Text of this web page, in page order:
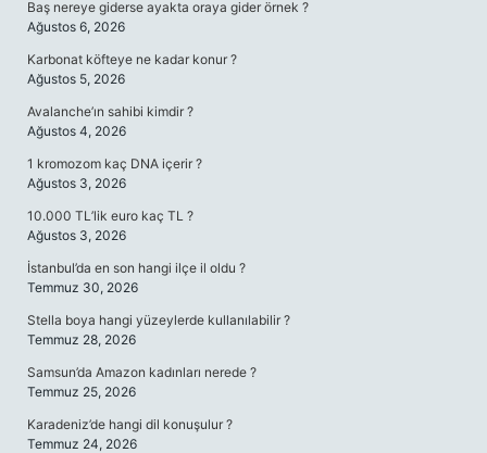
Baş nereye giderse ayakta oraya gider örnek ?
Ağustos 6, 2026
Karbonat köfteye ne kadar konur ?
Ağustos 5, 2026
Avalanche’ın sahibi kimdir ?
Ağustos 4, 2026
1 kromozom kaç DNA içerir ?
Ağustos 3, 2026
10.000 TL’lik euro kaç TL ?
Ağustos 3, 2026
İstanbul’da en son hangi ilçe il oldu ?
Temmuz 30, 2026
Stella boya hangi yüzeylerde kullanılabilir ?
Temmuz 28, 2026
Samsun’da Amazon kadınları nerede ?
Temmuz 25, 2026
Karadeniz’de hangi dil konuşulur ?
Temmuz 24, 2026